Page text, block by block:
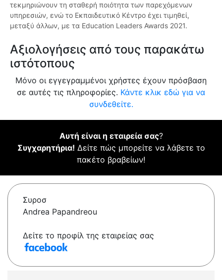
τεκμηριώνουν τη σταθερή ποιότητα των παρεχόμενων
υπηρεσιών, ενώ το Εκπαιδευτικό Κέντρο έχει τιμηθεί,
μεταξύ άλλων, με τα Education Leaders Awards 2021.
Αξιολογήσεις από τους παρακάτω
ιστότοπους
Μόνο οι εγγεγραμμένοι χρήστες έχουν πρόσβαση
σε αυτές τις πληροφορίες. Κάντε κλικ εδώ για να
συνδεθείτε.
Αυτή είναι η εταιρεία σας?
Συγχαρητήρια! Δείτε πώς μπορείτε να λάβετε το
πακέτο βραβείων!
Συροσ
Andrea Papandreou
Δείτε το προφίλ της εταιρείας σας